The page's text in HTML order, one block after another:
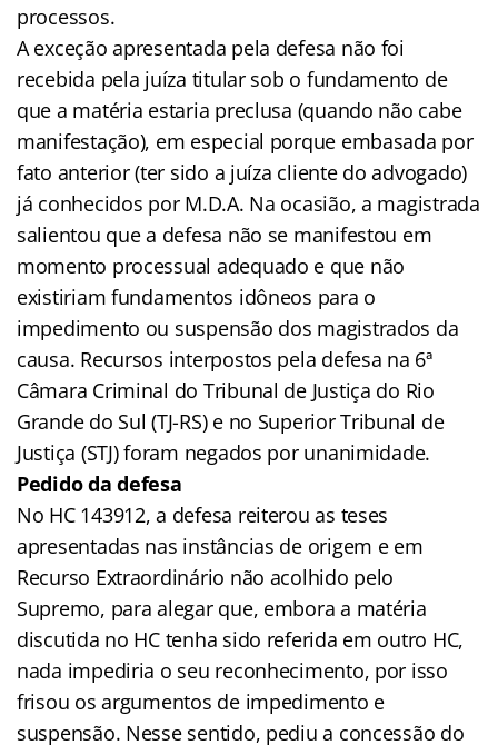
processos.
A exceção apresentada pela defesa não foi
recebida pela juíza titular sob o fundamento de
que a matéria estaria preclusa (quando não cabe
manifestação), em especial porque embasada por
fato anterior (ter sido a juíza cliente do advogado)
já conhecidos por M.D.A. Na ocasião, a magistrada
salientou que a defesa não se manifestou em
momento processual adequado e que não
existiriam fundamentos idôneos para o
impedimento ou suspensão dos magistrados da
causa. Recursos interpostos pela defesa na 6ª
Câmara Criminal do Tribunal de Justiça do Rio
Grande do Sul (TJ-RS) e no Superior Tribunal de
Justiça (STJ) foram negados por unanimidade.
Pedido da defesa
No HC 143912, a defesa reiterou as teses
apresentadas nas instâncias de origem e em
Recurso Extraordinário não acolhido pelo
Supremo, para alegar que, embora a matéria
discutida no HC tenha sido referida em outro HC,
nada impediria o seu reconhecimento, por isso
frisou os argumentos de impedimento e
suspensão. Nesse sentido, pediu a concessão do